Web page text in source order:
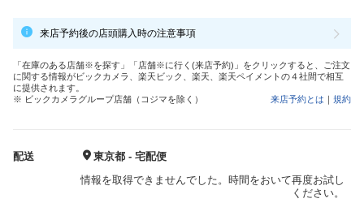
来店予約後の店頭購入時の注意事項
「在庫のある店舗※を探す」「店舗※に行く(来店予約)」をクリックすると、ご注文
に関する情報がビックカメラ、楽天ビック、楽天、楽天ペイメントの４社間で相互
に提供されます。
※ ビックカメラグループ店舗（コジマを除く）
来店予約とは ｜ 規約
配送
東京都 - 宅配便
情報を取得できませんでした。時間をおいて再度お試し
ください。